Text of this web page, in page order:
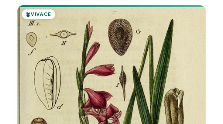
🪴VIVACE